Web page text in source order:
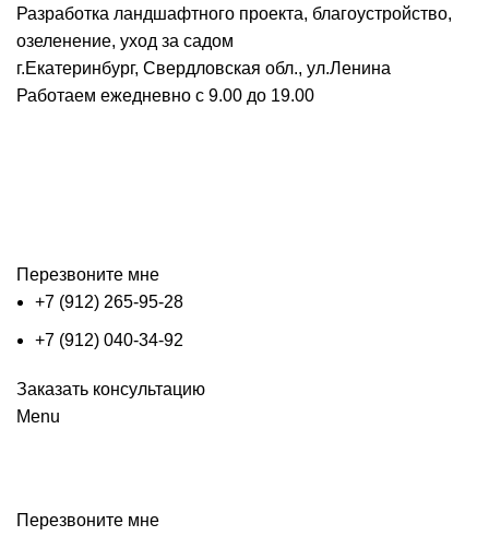
Разработка ландшафтного проекта, благоустройство,
озеленение, уход за садом
г.Екатеринбург, Свердловская обл., ул.Ленина
Работаем ежедневно с 9.00 до 19.00
Перезвоните мне
+7 (912) 265-95-28
+7 (912) 040-34-92
Заказать консультацию
Menu
Перезвоните мне